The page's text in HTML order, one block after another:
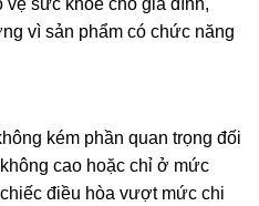
sức khỏe cho gia đình,
vì sản phẩm có chức năng
kém phần quan trọng đối
cao hoặc chỉ ở mức
điều hòa vượt mức chi